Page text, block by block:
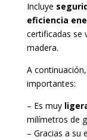
Incluye
eficiencia
certificadas se
madera.
A
importantes:
– Es muy
milímetros de
– Gracias a su